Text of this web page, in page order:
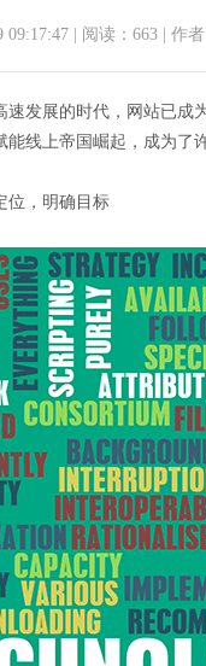
智
09:17:47 阅读：663 作
速发展的时代，网站已成
能线上帝国崛起，成为了
位，明确目标